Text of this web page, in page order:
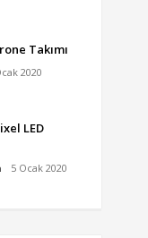
Takımı
2020
LED
5 Ocak 2020